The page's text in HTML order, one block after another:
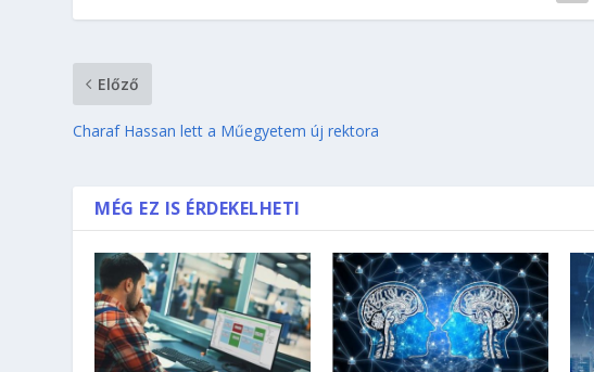
Előző
Charaf Hassan lett a Műegyetem új rektora
MÉG EZ IS ÉRDEKELHETI